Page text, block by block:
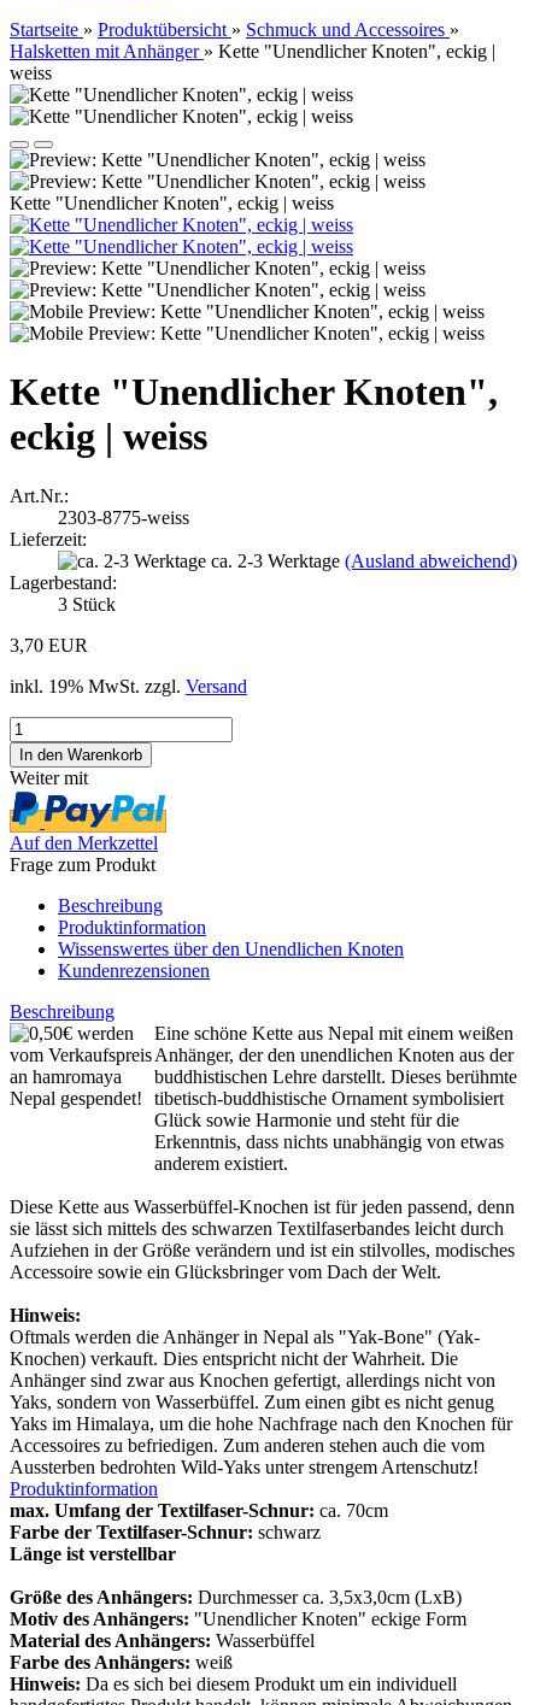
Startseite » Produktübersicht » Schmuck und Accessoires »
Halsketten mit Anhänger » Kette "Unendlicher Knoten", eckig |
weiss
Kette "Unendlicher Knoten", eckig | weiss
Kette "Unendlicher Knoten",
eckig | weiss
Art.Nr.:
2303-8775-weiss
Lieferzeit:
ca. 2-3 Werktage (Ausland abweichend)
Lagerbestand:
3 Stück
3,70 EUR
inkl. 19% MwSt. zzgl. Versand
Weiter mit
Auf den Merkzettel
Frage zum Produkt
Beschreibung
Produktinformation
Wissenswertes über den Unendlichen Knoten
Kundenrezensionen
Beschreibung
Eine schöne Kette aus Nepal mit einem weißen
Anhänger, der den unendlichen Knoten aus der
buddhistischen Lehre darstellt. Dieses berühmte
tibetisch-buddhistische Ornament symbolisiert
Glück sowie Harmonie und steht für die
Erkenntnis, dass nichts unabhängig von etwas
anderem existiert.
Diese Kette aus Wasserbüffel-Knochen ist für jeden passend, denn
sie lässt sich mittels des schwarzen Textilfaserbandes leicht durch
Aufziehen in der Größe verändern und ist ein stilvolles, modisches
Accessoire sowie ein Glücksbringer vom Dach der Welt.
Hinweis:
Oftmals werden die Anhänger in Nepal als "Yak-Bone" (Yak-
Knochen) verkauft. Dies entspricht nicht der Wahrheit. Die
Anhänger sind zwar aus Knochen gefertigt, allerdings nicht von
Yaks, sondern von Wasserbüffel. Zum einen gibt es nicht genug
Yaks im Himalaya, um die hohe Nachfrage nach den Knochen für
Accessoires zu befriedigen. Zum anderen stehen auch die vom
Aussterben bedrohten Wild-Yaks unter strengem Artenschutz!
Produktinformation
max. Umfang der Textilfaser-Schnur: ca. 70cm
Farbe der Textilfaser-Schnur: schwarz
Länge ist verstellbar
Größe des Anhängers: Durchmesser ca. 3,5x3,0cm (LxB)
Motiv des Anhängers: "Unendlicher Knoten" eckige Form
Material des Anhängers: Wasserbüffel
Farbe des Anhängers: weiß
Hinweis: Da es sich bei diesem Produkt um ein individuell